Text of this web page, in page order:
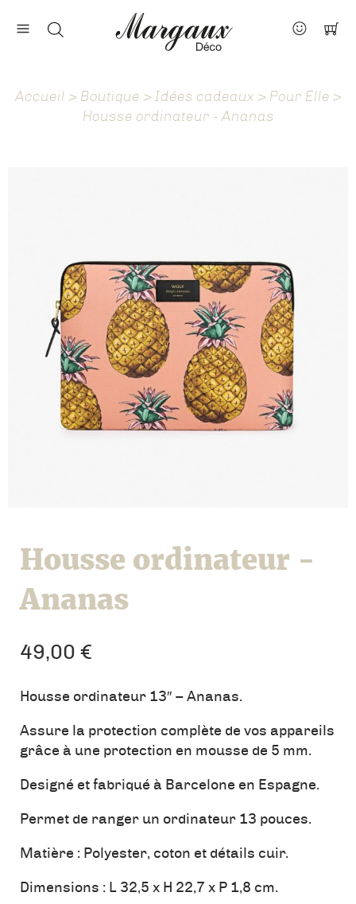
Nos marques
À propos
Accueil > Boutique > Idées cadeaux > Pour Elle >
Housse ordinateur - Ananas
Housse ordinateur -
Ananas
49,00 €
Housse ordinateur 13″ – Ananas.
Assure la protection complète de vos appareils
grâce à une protection en mousse de 5 mm.
Designé et fabriqué à Barcelone en Espagne.
Permet de ranger un ordinateur 13 pouces.
Matière : Polyester, coton et détails cuir.
Dimensions : L 32,5 x H 22,7 x P 1,8 cm.